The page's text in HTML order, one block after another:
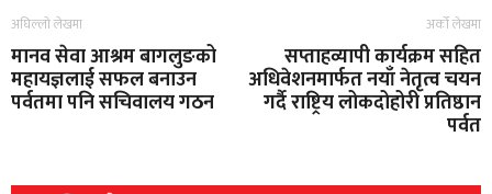
अघिल्लो लेखमा
मानव सेवा आश्रम बागलुङको
महायज्ञलाई सफल बनाउन
पर्वतमा पनि सचिवालय गठन
अर्को लेखमा
सप्ताहव्यापी कार्यक्रम सहित
अधिवेशनमार्फत नयाँ नेतृत्व चयन
गर्दै राष्ट्रिय लोकदोहोरी प्रतिष्ठान
पर्वत